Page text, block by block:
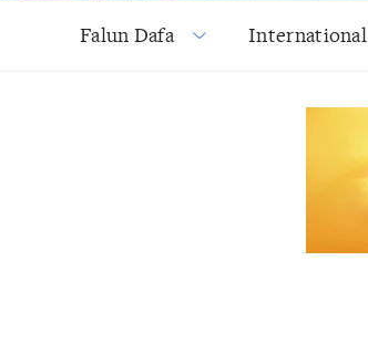
Falun Dafa International